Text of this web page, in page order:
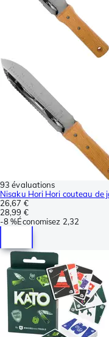
93 évaluations
Nisaku Hori Hori couteau de
26,67 €
28,99 €
-8 %Économisez 2,32